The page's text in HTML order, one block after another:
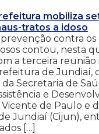
mobiliza
tratos a idoso
contra os
contou, nesta
a terceira reunião
de Jundiaí,
Secretaria de
e
de Paulo e
Jundiaí (Cijun),
[…]